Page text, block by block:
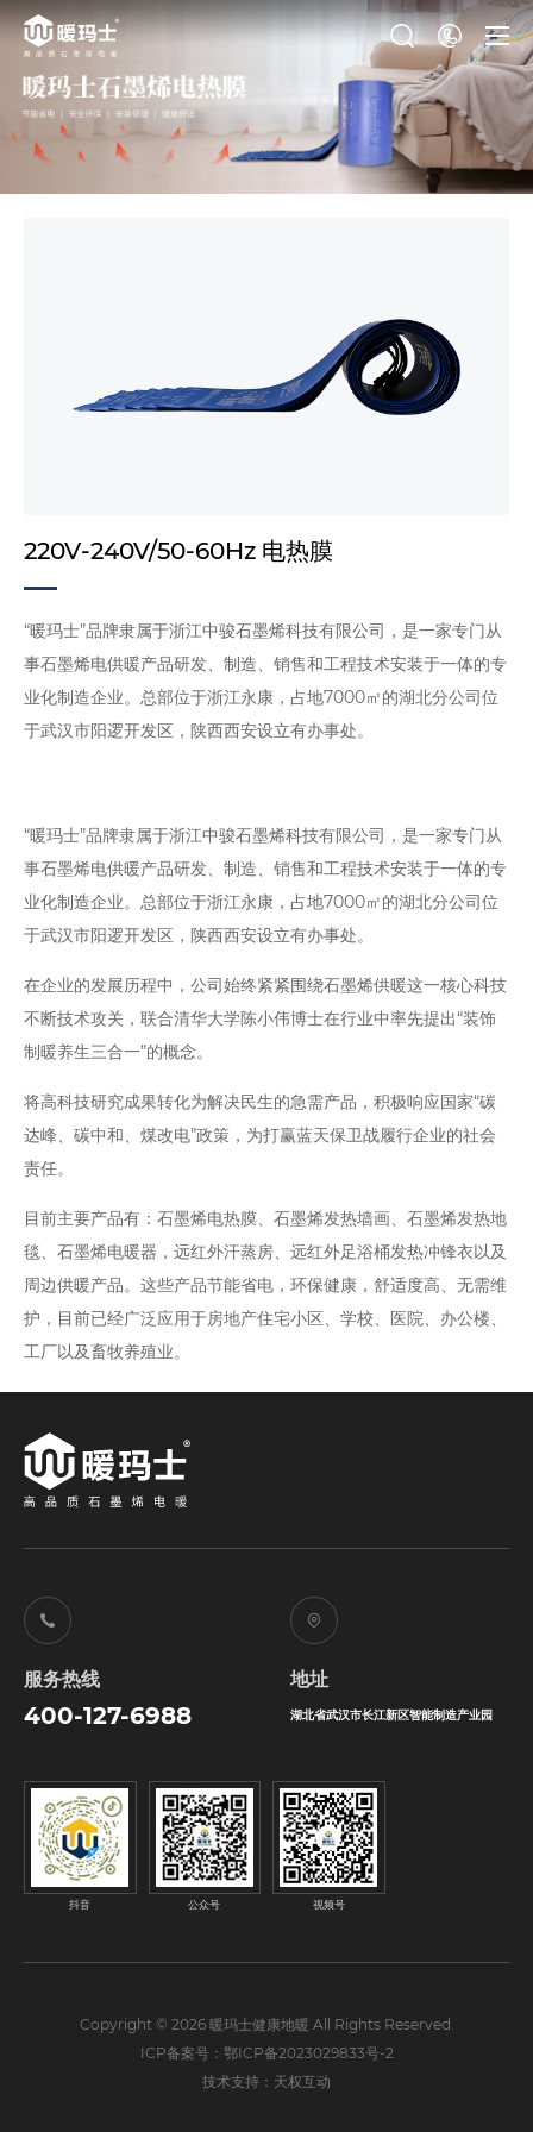
220V-240V/50-60Hz 电热膜
“暖玛士”品牌隶属于浙江中骏石墨烯科技有限公司，是一家专门从
事石墨烯电供暖产品研发、制造、销售和工程技术安装于一体的专
业化制造企业。总部位于浙江永康，占地7000㎡的湖北分公司位
于武汉市阳逻开发区，陕西西安设立有办事处。
“暖玛士”品牌隶属于浙江中骏石墨烯科技有限公司，是一家专门从
事石墨烯电供暖产品研发、制造、销售和工程技术安装于一体的专
业化制造企业。总部位于浙江永康，占地7000㎡的湖北分公司位
于武汉市阳逻开发区，陕西西安设立有办事处。
在企业的发展历程中，公司始终紧紧围绕石墨烯供暖这一核心科技
不断技术攻关，联合清华大学陈小伟博士在行业中率先提出“装饰
制暖养生三合一”的概念。
将高科技研究成果转化为解决民生的急需产品，积极响应国家“碳
达峰、碳中和、煤改电”政策，为打赢蓝天保卫战履行企业的社会
责任。
目前主要产品有：石墨烯电热膜、石墨烯发热墙画、石墨烯发热地
毯、石墨烯电暖器，远红外汗蒸房、远红外足浴桶发热冲锋衣以及
周边供暖产品。这些产品节能省电，环保健康，舒适度高、无需维
护，目前已经广泛应用于房地产住宅小区、学校、医院、办公楼、
工厂以及畜牧养殖业。
服务热线
400-127-6988
地址
湖北省武汉市长江新区智能制造产业园
抖音 公众号 视频号
Copyright © 2026 暖玛士健康地暖 All Rights Reserved.
ICP备案号：鄂ICP备2023029833号-2
技术支持：天权互动